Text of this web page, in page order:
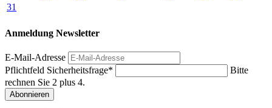
31
Anmeldung Newsletter
E-Mail-Adresse
Pflichtfeld Sicherheitsfrage*
Bitte
rechnen Sie 2 plus 4.
Abonnieren